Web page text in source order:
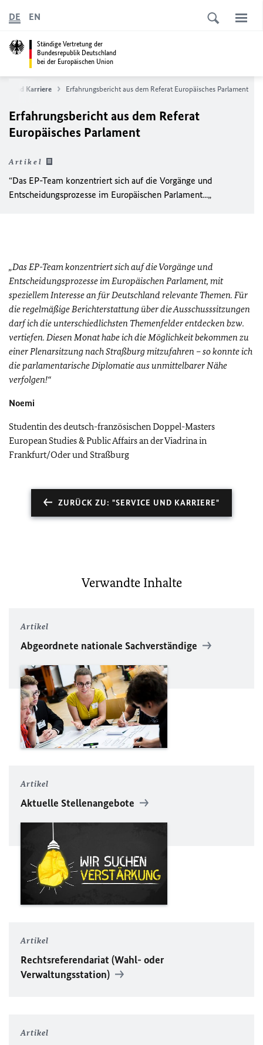
Ständige Vertretung der
Bundesrepublik Deutschland
bei der Europäischen Union
DE EN
und Karriere Erfahrungsbericht aus dem Referat Europäisches Parlament
Erfahrungsbericht aus dem Referat
Europäisches Parlament
Artikel
“Das EP-Team konzentriert sich auf die Vorgänge und
Entscheidungsprozesse im Europäischen Parlament...„
„Das EP-Team konzentriert sich auf die Vorgänge und
Entscheidungsprozesse im Europäischen Parlament, mit
speziellem Interesse an für Deutschland relevante Themen. Für
die regelmäßige Berichterstattung über die Ausschusssitzungen
darf ich die unterschiedlichsten Themenfelder entdecken bzw.
vertiefen. Diesen Monat habe ich die Möglichkeit bekommen zu
einer Plenarsitzung nach Straßburg mitzufahren – so konnte ich
die parlamentarische Diplomatie aus unmittelbarer Nähe
verfolgen!“
Noemi
Studentin des deutsch-französischen Doppel-Masters
European Studies & Public Affairs an der Viadrina in
Frankfurt/Oder und Straßburg
ZURÜCK ZU: "SERVICE UND KARRIERE"
Verwandte Inhalte
Artikel
Abgeordnete nationale Sachverständige
Artikel
Aktuelle Stellenangebote
Artikel
Rechtsreferendariat (Wahl- oder
Verwaltungsstation)
Artikel